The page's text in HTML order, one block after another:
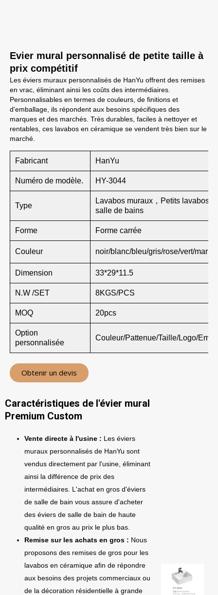
Evier mural personnalisé de petite taille à
prix compétitif
Les éviers muraux personnalisés de HanYu offrent des remises
en vrac, éliminant ainsi les coûts des intermédiaires.
Personnalisables en termes de couleurs, de finitions et
d'emballage, ils répondent aux besoins spécifiques des
marques et des marchés. Très durables, faciles à nettoyer et
rentables, ces lavabos en céramique se vendent très bien sur le
marché.
Fabricant HanYu
Numéro de modèle. HY-3044
Type
Lavabos muraux，Petits lavabos
salle de bains
Forme Forme carrée
Couleur noir/blanc/bleu/gris/rose/vert/
Dimension 33*29*11.5
N.W /SET 8KGS/PCS
MOQ 20pcs
Option
personnalisée
Couleur/Pattenue/Taille/Logo/
Obtenir un devis
Caractéristiques de l'évier mural
Premium Custom
Vente directe à l'usine : Les éviers
muraux personnalisés de HanYu sont
vendus directement par l'usine, éliminant
ainsi la différence de prix des
intermédiaires. L'achat en gros d'éviers
de salle de bain vous assure d'acheter
des éviers de salle de bain de haute
qualité en gros au prix le plus bas.
Remise sur les achats en gros : Nous
proposons des remises de gros pour les
lavabos en céramique afin de répondre
aux besoins des projets commerciaux ou
de la décoration résidentielle à grande